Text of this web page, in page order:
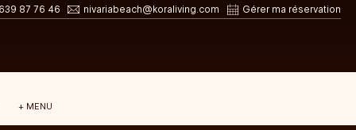
87 76 46 nivariabeach@koraliving.com Gérer ma réservation
+ MENU